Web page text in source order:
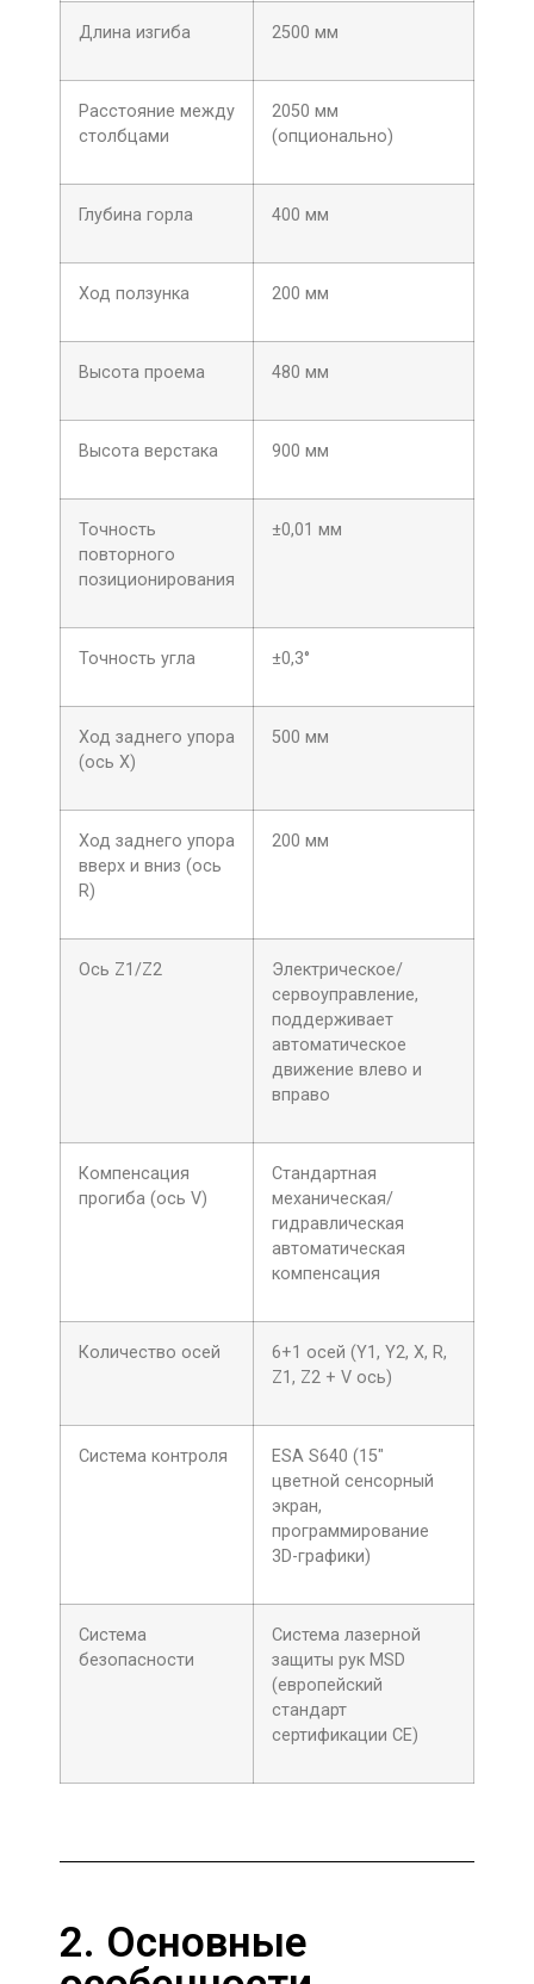
Длина изгиба 2500 мм
Расстояние между
столбцами
2050 мм
(опционально)
Глубина горла 400 мм
Ход ползунка 200 мм
Высота проема 480 мм
Высота верстака 900 мм
Точность
повторного
позиционирования
±0,01 мм
Точность угла ±0,3°
Ход заднего упора
(ось X)
500 мм
Ход заднего упора
вверх и вниз (ось
R)
200 мм
Ось Z1/Z2
Электрическое/
сервоуправление,
поддерживает
автоматическое
движение влево и
вправо
Компенсация
прогиба (ось V)
Стандартная
механическая/
гидравлическая
автоматическая
компенсация
Количество осей
6+1 осей (Y1, Y2, X, R,
Z1, Z2 + V ось)
Система контроля
ESA S640 (15″
цветной сенсорный
экран,
программирование
3D-графики)
Система
безопасности
Система лазерной
защиты рук MSD
(европейский
стандарт
сертификации CE)
2. Основные